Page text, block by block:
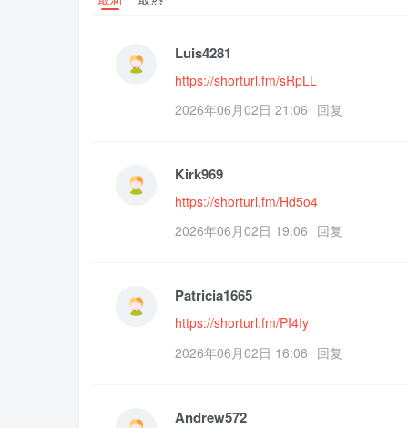
Luis4281
https://shorturl.fm/sRpLL
2026年06月02日 21:06 回复
Kirk969
https://shorturl.fm/Hd5o4
2026年06月02日 19:06 回复
Patricia1665
https://shorturl.fm/PI4Iy
2026年06月02日 16:06 回复
Andrew572